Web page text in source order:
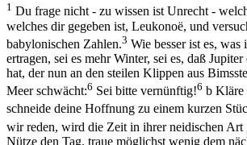
1 Du frage nicht - zu wissen ist Unrecht -
welches dir gegeben ist, Leukonoë, und
babylonischen Zahlen.3 Wie besser ist es,
ertragen, sei es mehr Winter, sei es, daß
hat, der nun an den steilen Klippen aus
Meer schwächt:6 Sei bitte vernünftig!6 b Kläre
schneide deine Hoffnung zu einem kurzen
wir reden, wird die Zeit in ihrer neidischen Art
Nütze den Tag, traue möglichst wenig dem